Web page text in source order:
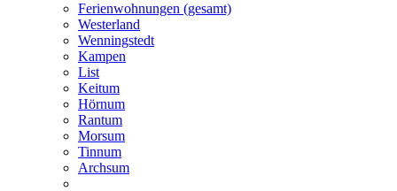
Ferienwohnungen (gesamt)
Westerland
Wenningstedt
Kampen
List
Keitum
Hörnum
Rantum
Morsum
Tinnum
Archsum